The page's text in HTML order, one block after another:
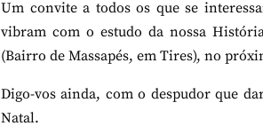
Um convite a todos os que se
vibram com o estudo da nossa
(Bairro de Massapés, em Tires), no
Digo-vos ainda, com o despudor que
Natal.